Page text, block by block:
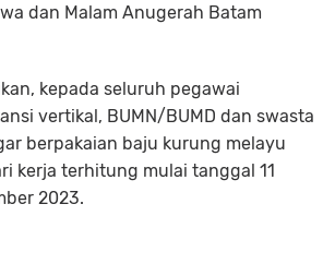
dan Malam Anugerah Batam
kepada seluruh pegawai
vertikal, BUMN/BUMD dan swasta
berpakaian baju kurung melayu
kerja terhitung mulai tanggal 11
2023.